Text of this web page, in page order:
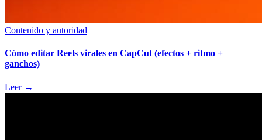
Contenido y autoridad
Cómo editar Reels virales en CapCut (efectos + ritmo +
ganchos)
Leer →